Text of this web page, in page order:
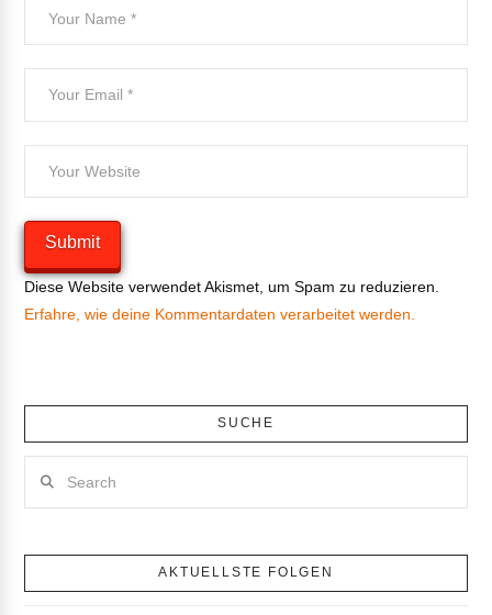
Diese Website verwendet Akismet, um Spam zu reduzieren.
Erfahre, wie deine Kommentardaten verarbeitet werden.
SUCHE
AKTUELLSTE FOLGEN